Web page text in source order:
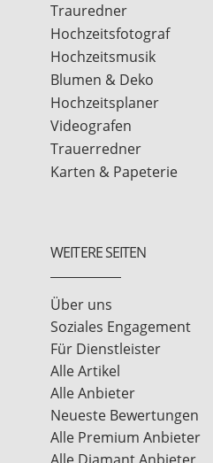
Trauredner
Hochzeitsfotograf
Hochzeitsmusik
Blumen & Deko
Hochzeitsplaner
Videografen
Trauerredner
Karten & Papeterie
WEITERE SEITEN
Über uns
Soziales Engagement
Für Dienstleister
Alle Artikel
Alle Anbieter
Neueste Bewertungen
Alle Premium Anbieter